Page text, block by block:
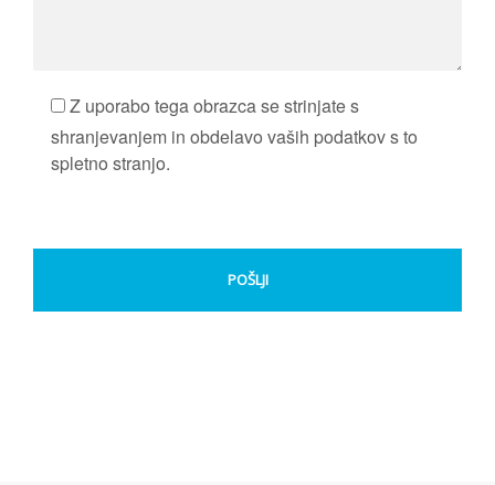
Z uporabo tega obrazca se strinjate s
shranjevanjem in obdelavo vaših podatkov s to
spletno stranjo.